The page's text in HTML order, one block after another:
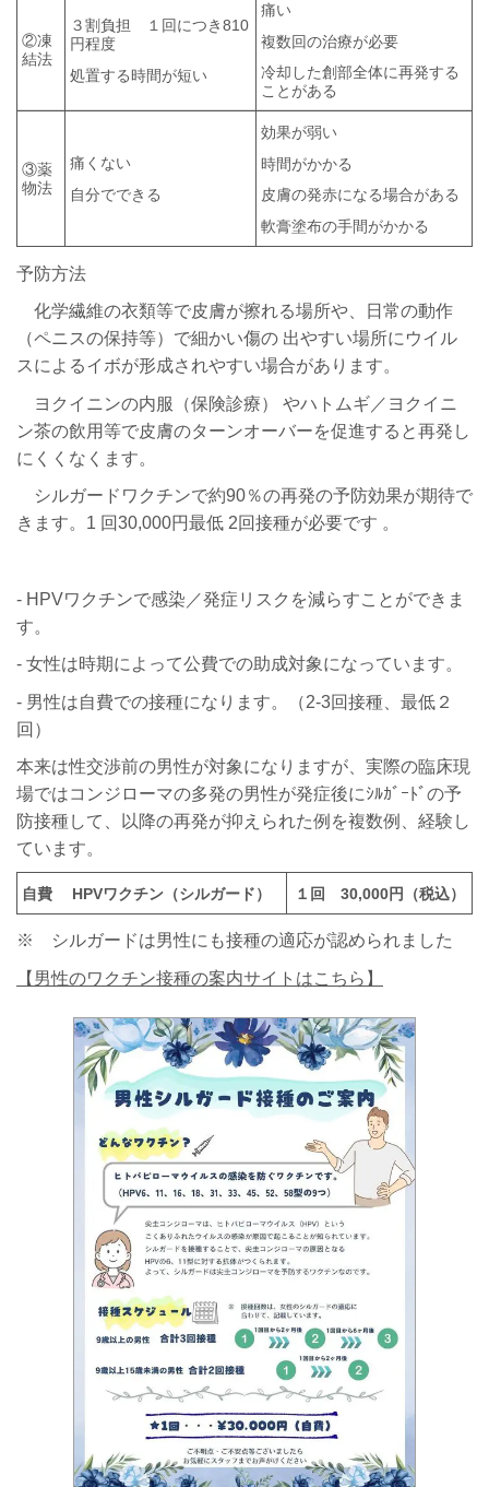
②凍
結法
３割負担 １回につき810
円程度
処置する時間が短い
痛い
複数回の治療が必要
冷却した創部全体に再発する
ことがある
③薬
物法
痛くない
自分でできる
効果が弱い
時間がかかる
皮膚の発赤になる場合がある
軟膏塗布の手間がかかる
予防方法
化学繊維の衣類等で皮膚が擦れる場所や、日常の動作
（ペニスの保持等）で細かい傷の 出やすい場所にウイル
スによるイボが形成されやすい場合があります。
ヨクイニンの内服（保険診療） やハトムギ／ヨクイニ
ン茶の飲用等で皮膚のターンオーバーを促進すると再発し
にくくなくます。
シルガードワクチンで約90％の再発の予防効果が期待で
きます。1 回30,000円最低 2回接種が必要です 。
- HPVワクチンで感染／発症リスクを減らすことができま
す。
- 女性は時期によって公費での助成対象になっています。
- 男性は自費での接種になります。（2-3回接種、最低２
回）
本来は性交渉前の男性が対象になりますが、実際の臨床現
場ではコンジローマの多発の男性が発症後にｼﾙｶﾞｰﾄﾞの予
防接種して、以降の再発が抑えられた例を複数例、経験し
ています。
自費 HPVワクチン（シルガード） １回 30,000円（税込）
※ シルガードは男性にも接種の適応が認められました
【男性のワクチン接種の案内サイトはこちら】